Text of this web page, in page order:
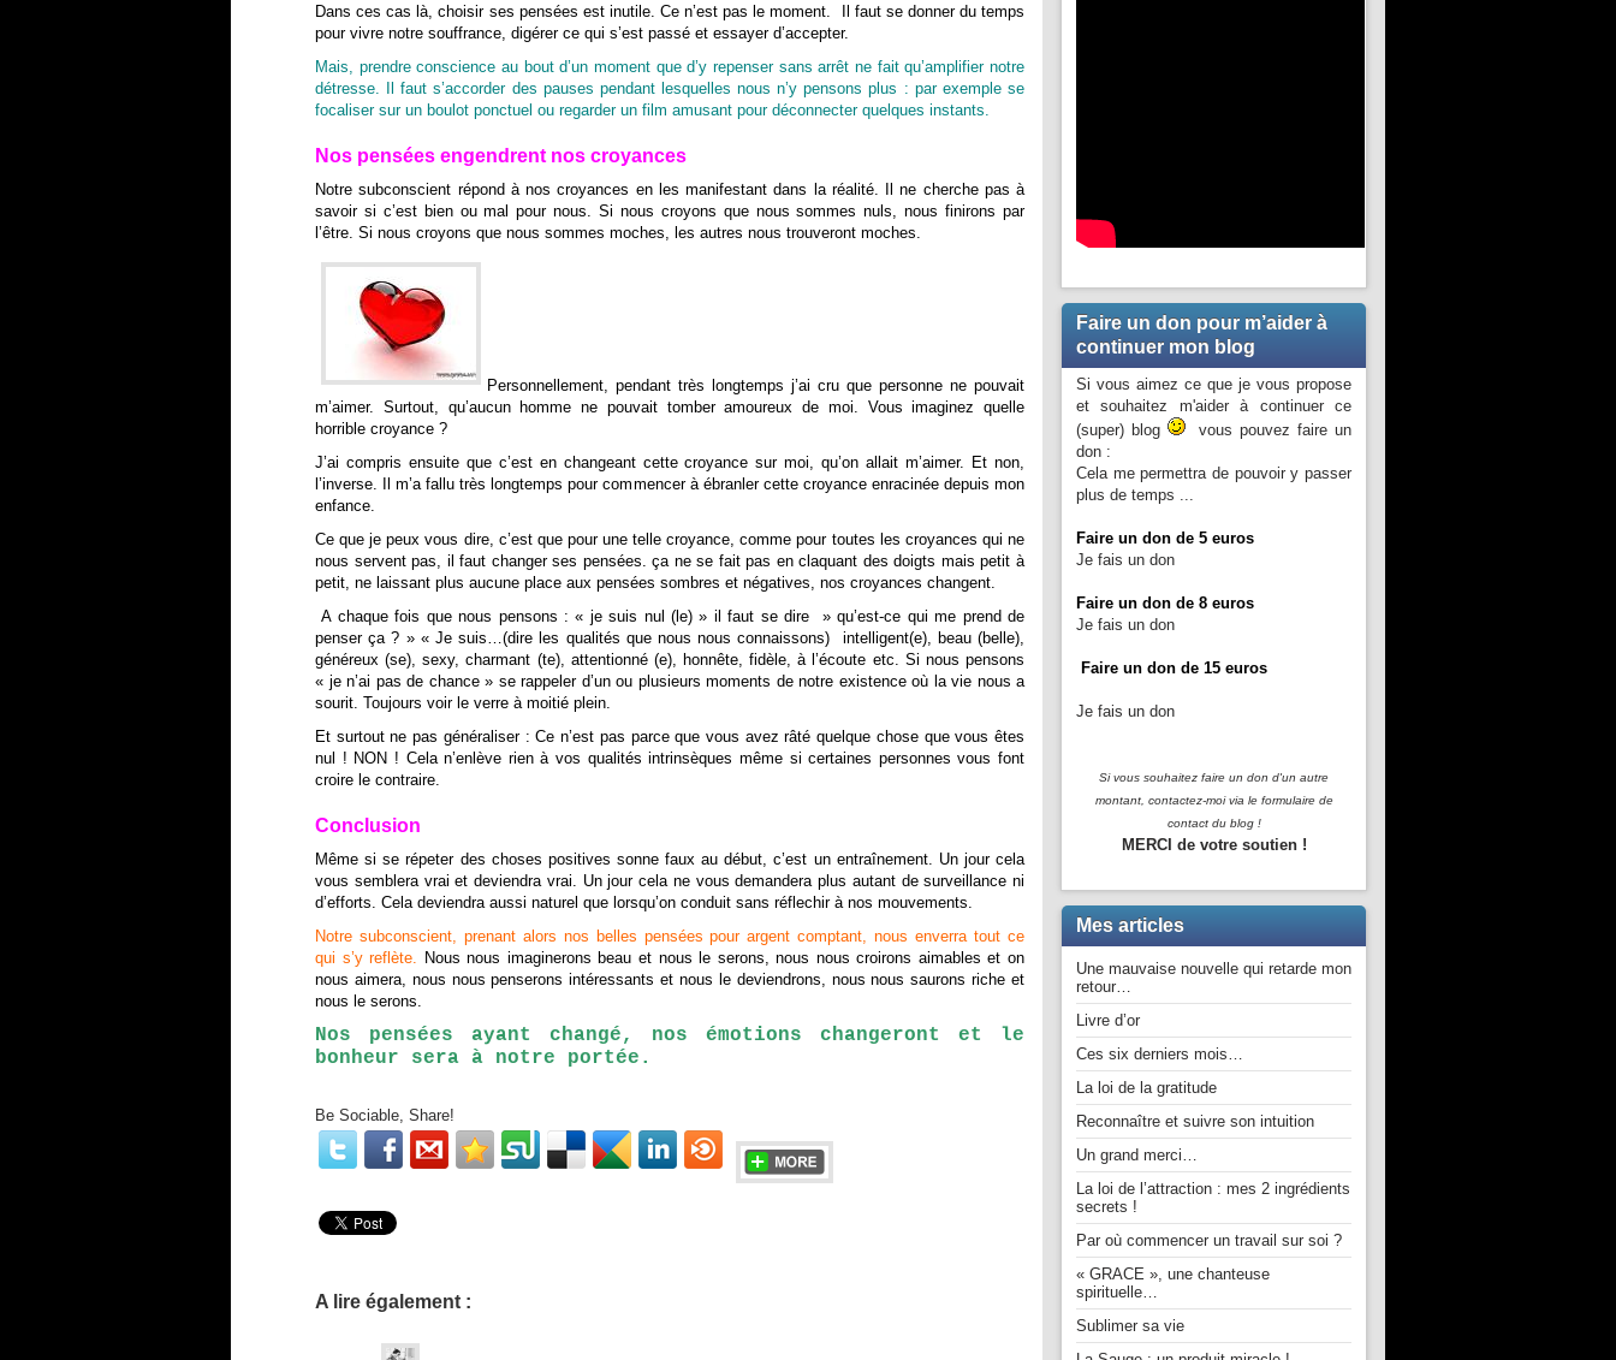
Dans ces cas là, choisir ses pensées est inutile. Ce n’est pas le moment. Il faut se donner du temps
pour vivre notre souffrance, digérer ce qui s’est passé et essayer d’accepter.
Mais, prendre conscience au bout d’un moment que d’y repenser sans arrêt ne fait qu’amplifier notre
détresse. Il faut s’accorder des pauses pendant lesquelles nous n’y pensons plus : par exemple se
focaliser sur un boulot ponctuel ou regarder un film amusant pour déconnecter quelques instants.
Nos pensées engendrent nos croyances
Notre subconscient répond à nos croyances en les manifestant dans la réalité. Il ne cherche pas à
savoir si c’est bien ou mal pour nous. Si nous croyons que nous sommes nuls, nous finirons par
l’être. Si nous croyons que nous sommes moches, les autres nous trouveront moches.
Personnellement, pendant très longtemps j’ai cru que personne ne pouvait
m’aimer. Surtout, qu’aucun homme ne pouvait tomber amoureux de moi. Vous imaginez quelle
horrible croyance ?
J’ai compris ensuite que c’est en changeant cette croyance sur moi, qu’on allait m’aimer. Et non,
l’inverse. Il m’a fallu très longtemps pour commencer à ébranler cette croyance enracinée depuis mon
enfance.
Ce que je peux vous dire, c’est que pour une telle croyance, comme pour toutes les croyances qui ne
nous servent pas, il faut changer ses pensées. ça ne se fait pas en claquant des doigts mais petit à
petit, ne laissant plus aucune place aux pensées sombres et négatives, nos croyances changent.
A chaque fois que nous pensons : « je suis nul (le) » il faut se dire » qu’est-ce qui me prend de
penser ça ? » « Je suis…(dire les qualités que nous nous connaissons) intelligent(e), beau (belle),
généreux (se), sexy, charmant (te), attentionné (e), honnête, fidèle, à l’écoute etc. Si nous pensons
« je n’ai pas de chance » se rappeler d’un ou plusieurs moments de notre existence où la vie nous a
sourit. Toujours voir le verre à moitié plein.
Et surtout ne pas généraliser : Ce n’est pas parce que vous avez râté quelque chose que vous êtes
nul ! NON ! Cela n’enlève rien à vos qualités intrinsèques même si certaines personnes vous font
croire le contraire.
Conclusion
Même si se répeter des choses positives sonne faux au début, c’est un entraînement. Un jour cela
vous semblera vrai et deviendra vrai. Un jour cela ne vous demandera plus autant de surveillance ni
d’efforts. Cela deviendra aussi naturel que lorsqu’on conduit sans réflechir à nos mouvements.
Notre subconscient, prenant alors nos belles pensées pour argent comptant, nous enverra tout ce
qui s’y reflète. Nous nous imaginerons beau et nous le serons, nous nous croirons aimables et on
nous aimera, nous nous penserons intéressants et nous le deviendrons, nous nous saurons riche et
nous le serons.
Nos pensées ayant changé, nos émotions changeront et le
bonheur sera à notre portée.
Be Sociable, Share!
A lire également :
Faire un don pour m’aider à
continuer mon blog
Si vous aimez ce que je vous propose
et souhaitez m'aider à continuer ce
(super) blog
vous pouvez faire un
don :
Cela me permettra de pouvoir y passer
plus de temps ...
Faire un don de 5 euros
Je fais un don
Faire un don de 8 euros
Je fais un don
Faire un don de 15 euros
Je fais un don
Si vous souhaitez faire un don d'un autre
montant, contactez-moivia le formulaire de
contact du blog !
MERCI de votre soutien !
Mes articles
Une mauvaise nouvelle qui retarde mon
retour…
Livre d’or
Ces six derniers mois…
La loi de la gratitude
Reconnaître et suivre son intuition
Un grand merci…
La loi de l’attraction : mes 2 ingrédients
secrets !
Par où commencer un travail sur soi ?
« GRACE », une chanteuse
spirituelle…
Sublimer sa vie